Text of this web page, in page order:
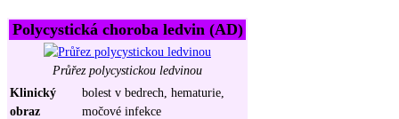
Polycystická choroba ledvin (AD)
Průřez polycystickou ledvinou
Klinický
obraz
bolest v bedrech, hematurie,
močové infekce